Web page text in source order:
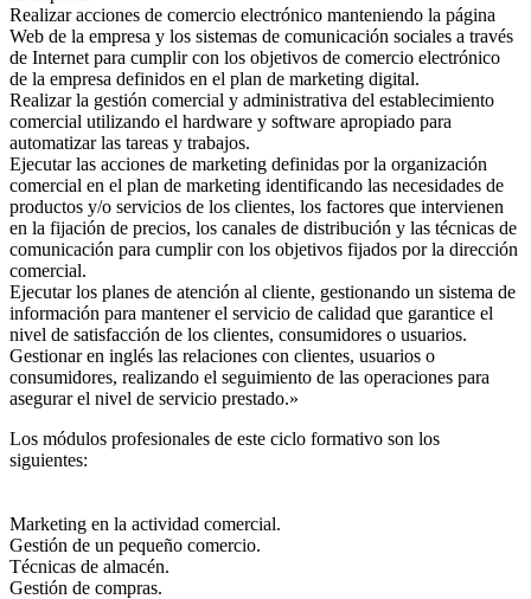
Realizar acciones de comercio electrónico manteniendo la página
Web de la empresa y los sistemas de comunicación sociales a través
de Internet para cumplir con los objetivos de comercio electrónico
de la empresa definidos en el plan de marketing digital.
Realizar la gestión comercial y administrativa del establecimiento
comercial utilizando el hardware y software apropiado para
automatizar las tareas y trabajos.
Ejecutar las acciones de marketing definidas por la organización
comercial en el plan de marketing identificando las necesidades de
productos y/o servicios de los clientes, los factores que intervienen
en la fijación de precios, los canales de distribución y las técnicas de
comunicación para cumplir con los objetivos fijados por la dirección
comercial.
Ejecutar los planes de atención al cliente, gestionando un sistema de
información para mantener el servicio de calidad que garantice el
nivel de satisfacción de los clientes, consumidores o usuarios.
Gestionar en inglés las relaciones con clientes, usuarios o
consumidores, realizando el seguimiento de las operaciones para
asegurar el nivel de servicio prestado.»
Los módulos profesionales de este ciclo formativo son los
siguientes:
Marketing en la actividad comercial.
Gestión de un pequeño comercio.
Técnicas de almacén.
Gestión de compras.